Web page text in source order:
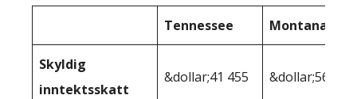
Tennessee Montana
Skyldig
inntektsskatt
&dollar;41 455 &dollar;56 758